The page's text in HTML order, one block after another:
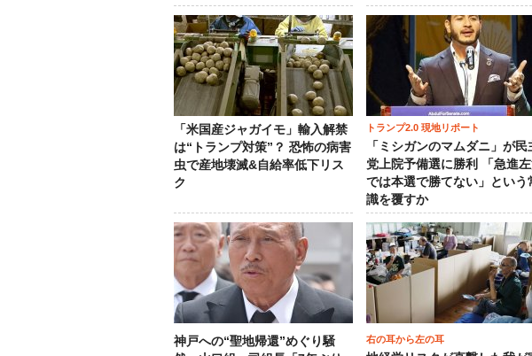
「米国産ジャガイモ」輸入解禁
は“トランプ対策”？ 恐怖の病害
虫で産地壊滅&自給率低下リス
ク
トランプ2.0 現地リポート
「ミシガンのマムダニ」が民
党上院予備選に勝利 「急進
では本選で勝てない」という
識を覆すか
神戸への“聖地帰還”めぐり騒
右の耳から左の耳